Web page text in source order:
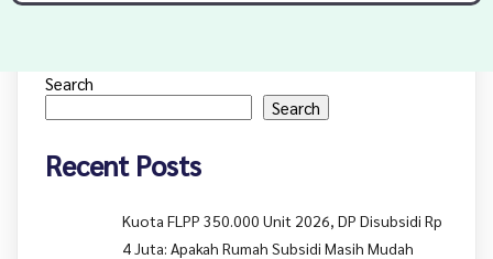
Search
Search
Recent Posts
Kuota FLPP 350.000 Unit 2026, DP Disubsidi Rp
4 Juta: Apakah Rumah Subsidi Masih Mudah